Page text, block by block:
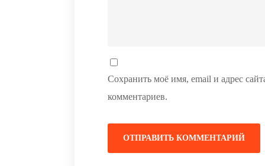
Сохранить моё имя, email и адрес
комментариев.